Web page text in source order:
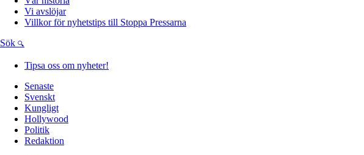
Vi avslöjar
Villkor för nyhetstips till Stoppa Pressarna
Sök
Tipsa oss om nyheter!
Senaste
Svenskt
Kungligt
Hollywood
Politik
Redaktion